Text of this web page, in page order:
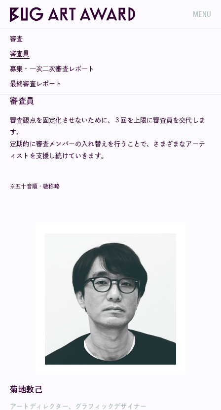
MENU
審査
審査員
募集・一次二次審査レポート
最終審査レポート
審査員
審査観点を固定化させないために、３回を上限に審査員を交代しま
す。
定期的に審査メンバーの入れ替えを行うことで、さまざまなアーテ
ィストを支援し続けていきます。
※五十音順・敬称略
菊地敦己
アートディレクター、グラフィックデザイナー